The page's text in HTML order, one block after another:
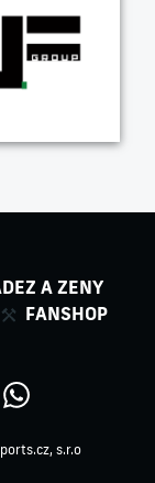
A ZENY
FANSHOP
s.r.o